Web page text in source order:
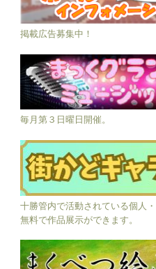
掲載広告募集中！
毎月第３日曜日開催。
十勝管内で活動されている個人
無料で作品展示ができます。